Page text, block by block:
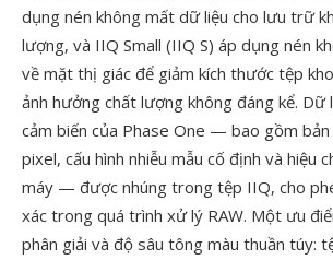
dụng nén không mất dữ liệu cho lưu trữ
lượng, và IIQ Small (IIQ S) áp dụng nén
về mặt thị giác để giảm kích thước tệp
ảnh hưởng chất lượng không đáng kể. Dữ
cảm biến của Phase One — bao gồm
pixel, cấu hình nhiễu mẫu cố định và hiệu
máy — được nhúng trong tệp IIQ, cho
xác trong quá trình xử lý RAW. Một ưu
phân giải và độ sâu tông màu thuần túy: